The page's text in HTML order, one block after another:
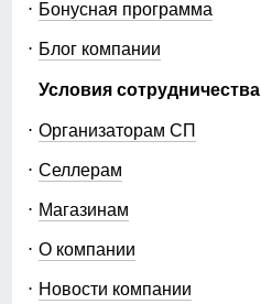
Бонусная программа
Блог компании
Условия сотрудничества
Организаторам СП
Селлерам
Магазинам
О компании
Новости компании